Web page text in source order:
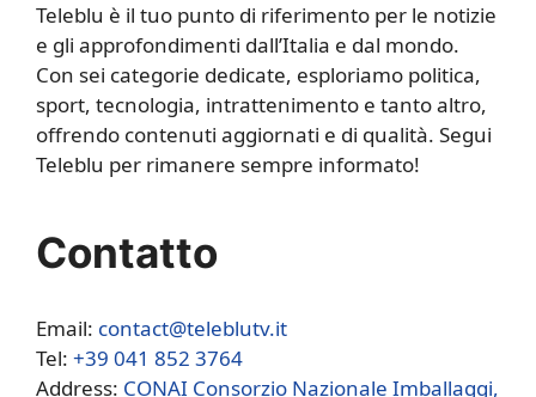
Teleblu è il tuo punto di riferimento per le notizie
e gli approfondimenti dall’Italia e dal mondo.
Con sei categorie dedicate, esploriamo politica,
sport, tecnologia, intrattenimento e tanto altro,
offrendo contenuti aggiornati e di qualità. Segui
Teleblu per rimanere sempre informato!
Contatto
Email: contact@teleblutv.it
Tel: +39 041 852 3764
Address: CONAI Consorzio Nazionale Imballaggi,